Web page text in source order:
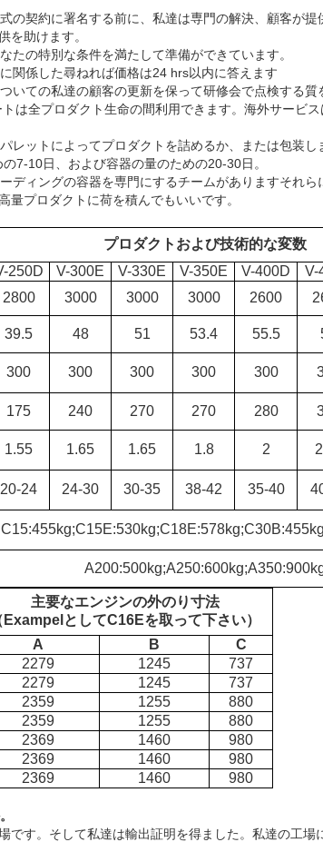
の契約に署名する前に、私達は専門の解決、顧客が
を助けます。
たの特別な条件を満たして準備ができています。
関係した尋ねれば価格は24 hrs以内に答えます
いての私達の顧客の更新を保って研修会で点検する質
は全プロダクト生命の間利用できます。海外サービス
レットによってプロダクトを詰めるか、または包装し
7-10日、および容器の量のための20-30日。
ディングの容器を専門にするチームがありますそれ
量プロダクトに荷を積んでもいいです。
プロダクトおよび技術的な変数
250D
V-300E V-330E V-350E V-400D V-
2800 3000 3000 3000 2600
39.5 48 51 53.4 55.5
300 300 300 300 300
175 240 270 270 280
1.55 1.65 1.65 1.8 2
20-24 24-30 30-35 38-42 35-40
主要なエンジンの外のり寸法
ExampelとしてC16Eを取って下さい）
A
B
C
2279 1245
737
2279 1245
737
2359 1255
880
2359 1255
880
2369 1460
980
2369 1460
980
2369 1460 980
です。そして私達は輸出証明を得ました。私達の工場